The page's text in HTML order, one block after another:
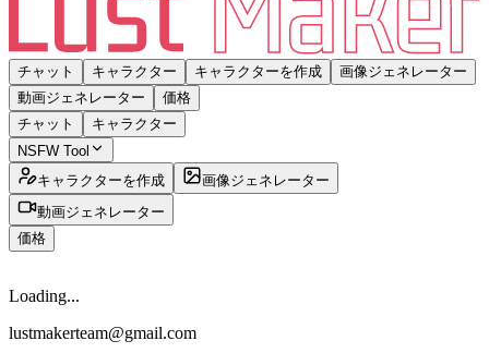
チャット キャラクター キャラクターを作成
画像ジェネレーター
動画ジェネレーター
価格
チャット
キャラクター
NSFW Tool
キャラクターを作成
画像ジェネレーター
動画ジェネレーター
価格
Loading...
lustmakerteam@gmail.com